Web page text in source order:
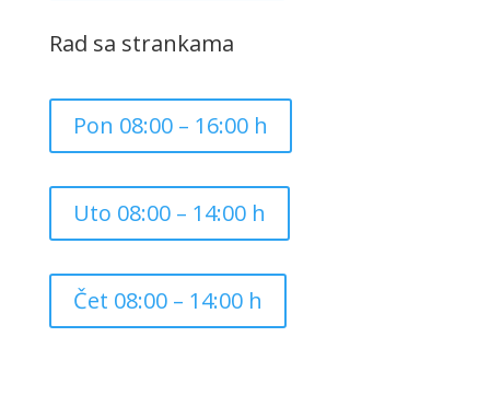
Rad sa strankama
Pon 08:00 – 16:00 h
Uto 08:00 – 14:00 h
Čet 08:00 – 14:00 h